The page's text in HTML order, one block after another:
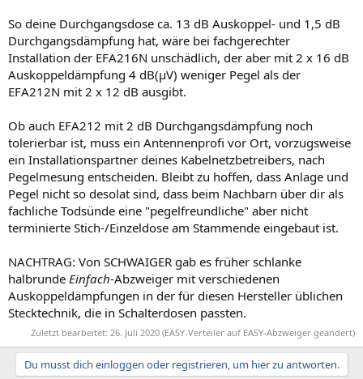
Durchgangsdämpfung ohne Nachteile für die Folgedose(n) zu
ersetzen, womit an der Folgedose der gleiche Pegel ankommt.
Ein "einfacher" Nachverstärker in der Größe einer
Antennensteckdose, der als Perpetuum Mobile ohne
keine unsichtbarenZweigeräte-Verstärker
Der im Unwissen eingesetzte Zweifachverteiler dämpft um 4 dB
(jetzt stimmt dB) und somit um 2,5 dB stärker als die
Durchgangsdose mit 1,5 dB. Bei knappen Pegel kommt es auch auf
solchescheinbarenKleinigkeiten an: Mit zusätzlichen 2,5 dB
Dämpfung wurde der Pegel des Nachbarn um satte25 %
abgesenkt.
F-Aufdrehstecker sind in BK-Anlagen Fehlerquelle Nr. 1, damit kann
man auch die Kabelschirme abrasieren. Jedenfalls bei eingeputzten
kurzen Kabelstummeln sollte man weder die noch zeitgemäße
Kompressionstecker montieren.
Vorausgesetzt der Eigentümer der Gemeinschaftsantenne ist damit
einverstanden, wäre der Einbau eines ABZWEIGERS in
Klemmtechnik mit gleicher Durchgangsdämpfung wie die
Antennendose durch einen Antennenprofi unbedenklich. Ohne
So deine Durchgangsdose ca. 13 dB Auskoppel- und 1,5 dB
Durchgangsdämpfung hat, wäre bei fachgerechter
Installation der EFA216N unschädlich, der aber mit 2 x 16 dB
Auskoppeldämpfung 4 dB(µV) weniger Pegel als der
EFA212N mit 2 x 12 dB ausgibt.
Ob auch EFA212 mit 2 dB Durchgangsdämpfung noch
tolerierbar ist, muss ein Antennenprofi vor Ort, vorzugsweise
ein Installationspartner deines Kabelnetzbetreibers, nach
Pegelmesung entscheiden. Bleibt zu hoffen, dass Anlage und
Pegel nicht so desolat sind, dass beim Nachbarn über dir als
fachliche Todsünde eine "pegelfreundliche" aber nicht
terminierte Stich-/Einzeldose am Stammende eingebaut ist.
NACHTRAG: Von SCHWAIGER gab es früher schlanke
halbrunde Einfach-Abzweiger mit verschiedenen
Auskoppeldämpfungen in der für diesen Hersteller üblichen
Stecktechnik, die in Schalterdosen passten.
Zuletzt bearbeitet: 26. Juli 2020 (EASY-Verteiler auf EASY-Abzweiger geändert)
Du musst dich einloggen oder registrieren, um hier zu antworten.